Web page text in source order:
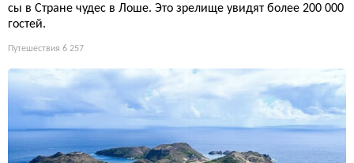
сы в Стране чудес в Лоше. Это зрелище увидят более 200 000
гостей.
Путешествия 6 257